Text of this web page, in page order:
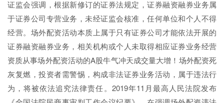
证监会强调，根据新修订的证券法规定，证券融资融券业务属
于证券公司专营业务，未经证监会核准，任何单位和个人不得
经营。场外配资活动本质上属于只有证券公司才能依法开展的
证券融资融券业务，相关机构或个人未取得相应证券业务经营
资质从事场外配资活动的A股牛气冲天成交量大增！场外配资死
灰复燃，投资者需警惕，构成非法证券业务活动，属于违法行
为，将被依法追究法律责任。2019年11月最高人民法院发布